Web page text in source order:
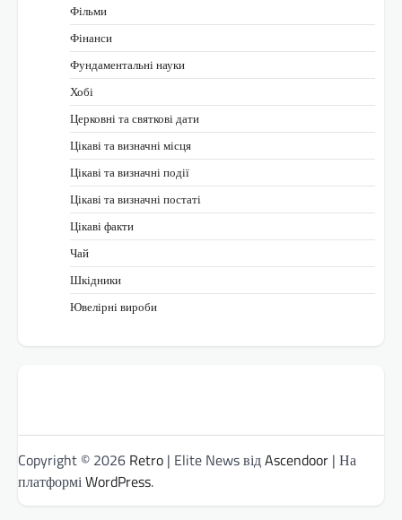
Фільми
Фінанси
Фундаментальні науки
Хобі
Церковні та святкові дати
Цікаві та визначні місця
Цікаві та визначні події
Цікаві та визначні постаті
Цікаві факти
Чай
Шкідники
Ювелірні вироби
Copyright © 2026 Retro | Elite News відAscendoor | На
платформіWordPress.